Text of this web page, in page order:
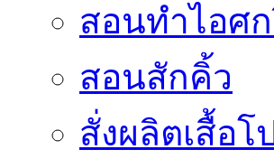
สอนทำไอศ
สอนสักคิ้ว
สั่งผลิตเสื้อโ